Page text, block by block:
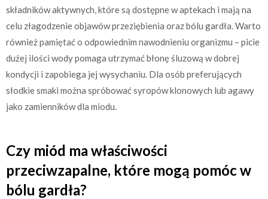
składników aktywnych, które są dostępne w aptekach i mają na
celu złagodzenie objawów przeziębienia oraz bólu gardła. Warto
również pamiętać o odpowiednim nawodnieniu organizmu – picie
dużej ilości wody pomaga utrzymać błonę śluzową w dobrej
kondycji i zapobiega jej wysychaniu. Dla osób preferujących
słodkie smaki można spróbować syropów klonowych lub agawy
jako zamienników dla miodu.
Czy miód ma właściwości
przeciwzapalne, które mogą pomóc w
bólu gardła?